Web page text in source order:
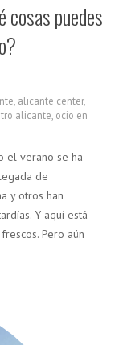
cosas puedes
alicante center,
alicante ocio en
el verano se ha
de
y otros han
Y aquí está
Pero aún